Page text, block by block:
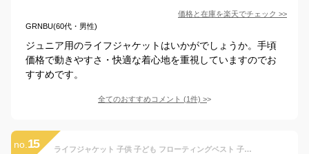
価格と在庫を楽天でチェック >>
GRNBU(60代・男性)
ジュニア用のライフジャケットはいかがでしょうか。手頃
価格で動きやすさ・快適な着心地を重視していますのでお
すすめです。
全てのおすすめコメント (1件) >
no. 15 ライフジャケット 子供 子ども フローティングベスト 子供用 プール 川遊び 海 ライフベスト フィッシング 子供用 反射板 ポケット 釣り ベスト キッズ ジュニア ファインジャパン 笛 ホイッスル 付き メッシュ